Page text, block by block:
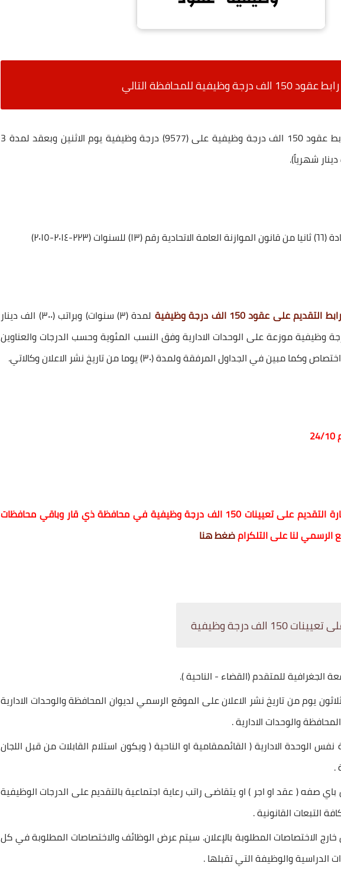
رابط عقود 150 الف درجة وظيفية للمحافظة التالي
محافظ ذي قار يعلن عن فتح رابط عقود 150 الف درجة وظيفية على (9577) درجة وظيفية يوم الاثنين وبعقد لمدة 3
٢٠١٤-٢٠١٥)
رابط التقديم على عقود 150 الف درجة وظيفية
لمدة (۳) سنوات) وبراتب (٣٠٠) الف دينار
والبالغ عددها (٩٥٧٧) درجة وظيفية موزعة على الوحدات الادارية وفق النسب المئوية وحسب الدرجات والعناوين
في الجداول المرفقة ولمدة (٣٠) يوما من تاريخ نشر الاعلان وكالاتي.
ملاحظة:- حين يتم اطلاق استمارة التقديم على تعيينات 150 الف درجة وظيفية في محافظة ذي قار وباقي محافظات
لنا على التلكرامضغط هنا
الف درجة وظيفية
الجغرافية للمتقدم (القضاء - الناحية ).
التقديم لمدة (۳۰) ثلاثون يوم من تاريخ نشر الاعلان على الموقع الرسمي لديوان المحافظة والوحدات الادارية
والوحدات الادارية .
الوحدة الادارية ( القائممقامية او الناحية ( ويكون استلام القابلات من قبل اللجان
.
صفه ( عقد او اجر ) او يتقاضى راتب رعاية اجتماعية بالتقديم على الدرجات الوظيفية
التبعات القانونية .
الاختصاصات المطلوبة بالإعلان. سيتم عرض الوظائف والاختصاصات المطلوبة في كل
والوظيفة التي تقبلها .